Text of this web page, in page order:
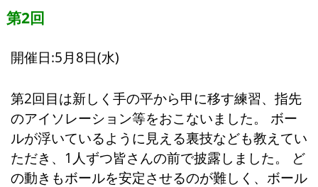
第2回
開催日:5月8日(水)
第2回目は新しく手の平から甲に移す練習、指先
のアイソレーション等をおこないました。 ボー
ルが浮いているように見える裏技なども教えてい
ただき、1人ずつ皆さんの前で披露しました。 ど
の動きもボールを安定させるのが難しく、ボール